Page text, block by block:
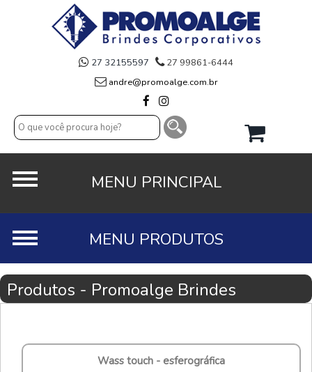
27 32155597
27 99861-6444
andre@promoalge.com.br
Produtos - Promoalge Brindes
wass touch - esferográfica